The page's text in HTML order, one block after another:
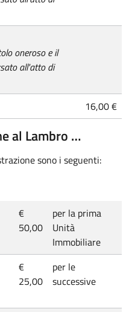
oneroso e il
all'atto di
16,00 €
al Lambro …
sono i seguenti:
€
50,00
per la prima
Unità
Immobiliare
€
25,00
per le
successive